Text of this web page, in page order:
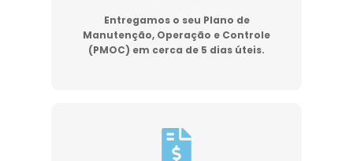
Entregamos o seu Plano de
Manutenção, Operação e Controle
(PMOC) em cerca de 5 dias úteis.